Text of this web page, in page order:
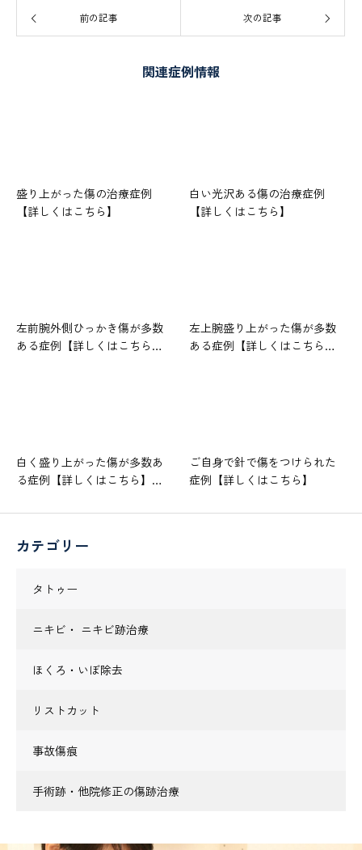
前の記事 次の記事
関連症例情報
盛り上がった傷の治療症例
【詳しくはこちら】
白い光沢ある傷の治療症例
【詳しくはこちら】
左前腕外側ひっかき傷が多数
ある症例【詳しくはこちら…
左上腕盛り上がった傷が多数
ある症例【詳しくはこちら…
白く盛り上がった傷が多数あ
る症例【詳しくはこちら】…
ご自身で針で傷をつけられた
症例【詳しくはこちら】
カテゴリー
タトゥー
ニキビ・ ニキビ跡治療
ほくろ・いぼ除去
リストカット
事故傷痕
手術跡・他院修正の傷跡治療